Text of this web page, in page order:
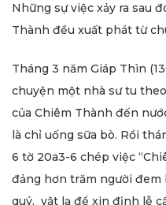
Những sự việc xảy ra sau
Thành đều xuất phát từ
Tháng 3 năm Giáp Thìn
chuyện một nhà sư tu
của Chiêm Thành đến
là chỉ uống sữa bò. Rồi
6 tờ 20a3-6 chép việc
đảng hơn trăm người đem
quý, vật lạ để xin định lễ